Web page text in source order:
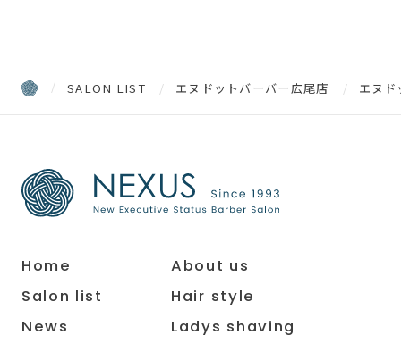
SALON LIST エヌドットバーバー広尾店 エヌ
Home
About us
Salon list
Hair style
News
Ladys shaving